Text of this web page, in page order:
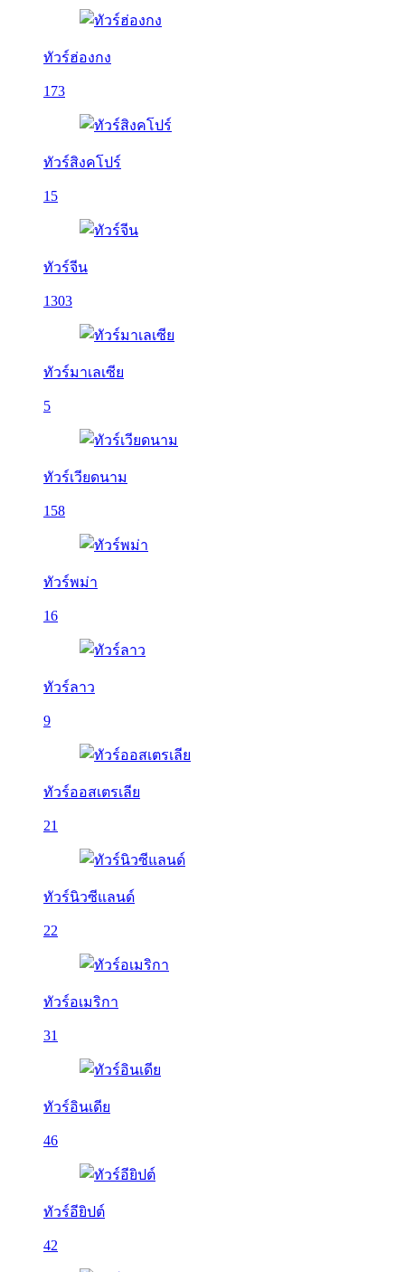
ทัวร์ฮ่องกง
173
ทัวร์สิงคโปร์
15
ทัวร์จีน
1303
ทัวร์มาเลเซีย
5
ทัวร์เวียดนาม
158
ทัวร์พม่า
16
ทัวร์ลาว
9
ทัวร์ออสเตรเลีย
21
ทัวร์นิวซีแลนด์
22
ทัวร์อเมริกา
31
ทัวร์อินเดีย
46
ทัวร์อียิปต์
42